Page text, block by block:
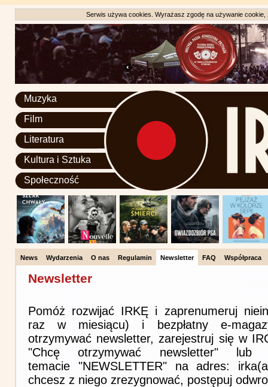
Serwis używa cookies. Wyrażasz zgodę na używanie
Muzyka
Film
Literatura
Kultura i Sztuka
Społeczność
News Wydarzenia O nas Regulamin Newsletter FAQ Współpraca
Newsletter
Pomóż rozwijać IRKĘ i zaprenumeruj
raz w miesiącu) i bezpłatny e-
otrzymywać newsletter, zarejestruj się w
"Chcę otrzymywać newsletter"
temacie "NEWSLETTER" na adres:
chcesz z niego zrezygnować, postępuj